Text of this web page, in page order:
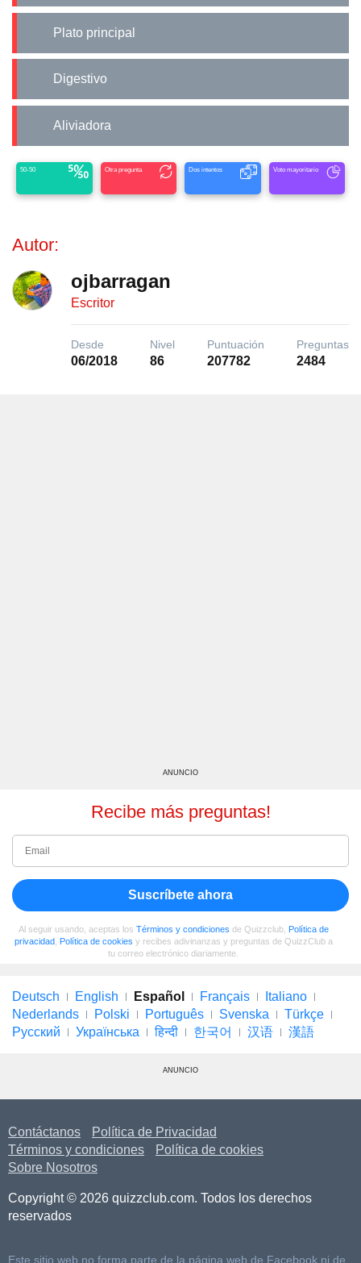
Plato principal
Digestivo
Aliviadora
50-50 Otra pregunta Dos intentos Voto mayoritario
Autor:
ojbarragan
Escritor
Desde
06/2018
Nivel
86
Puntuación
207782
Preguntas
2484
ANUNCIO
Recibe más preguntas!
Suscríbete ahora
Al seguir usando, aceptas los Términos y condiciones de Quizzclub, Política de
privacidad, Política de cookies y recibes adivinanzas y preguntas de QuizzClub a
tu correo electrónico diariamente.
Deutsch English Español Français
Italiano
Nederlands
Polski Português Svenska
Türkçe
Русский
Українська हिन्दी 한국어 汉语 漢語
ANUNCIO
Contáctanos
Política de Privacidad
Términos y condiciones
Política de cookies
Sobre Nosotros
Copyright © 2026 quizzclub.com. Todos los derechos
reservados
Este sitio web no forma parte de la página web de Facebook ni de